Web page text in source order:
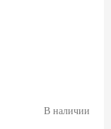
В наличии